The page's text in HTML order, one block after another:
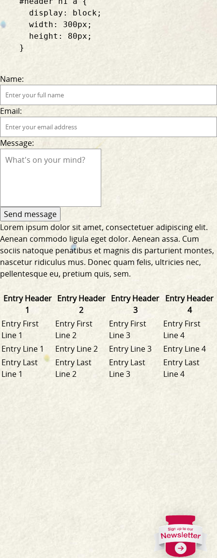
      display: block;
      width: 300px;
      height: 80px;
    }
Name:
Email:
Message:
Lorem ipsum dolor sit amet, consectetuer adipiscing elit.
Aenean commodo ligula eget dolor. Aenean assa. Cum
sociis natoque penatibus et magnis dis parturient montes,
nascetur ridiculus mus. Donec quam felis, ultricies nec,
pellentesque eu, pretium quis, sem.
Entry Header
1
Entry Header
2
Entry Header
3
Entry Header
4
Entry First
Line 1
Entry First
Line 2
Entry First
Line 3
Entry First
Line 4
Entry Line 1
Entry Line 2 Entry Line 3
Entry Line 4
Entry Last
Line 1
Entry Last
Line 2
Entry Last
Line 3
Entry Last
Line 4